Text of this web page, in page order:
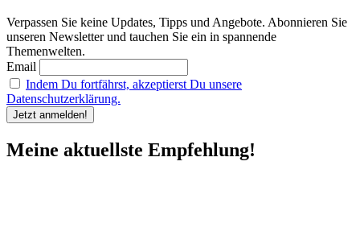
Verpassen Sie keine Updates, Tipps und Angebote. Abonnieren Sie
unseren Newsletter und tauchen Sie ein in spannende
Themenwelten.
Email
Indem Du fortfährst, akzeptierst Du unsere
Datenschutzerklärung.
Meine aktuellste Empfehlung!